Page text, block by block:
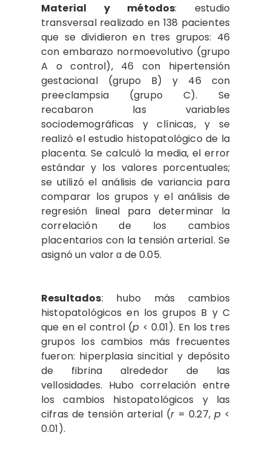
Material y métodos: estudio
transversal realizado en 138 pacientes
que se dividieron en tres grupos: 46
con embarazo normoevolutivo (grupo
A o control), 46 con hipertensión
gestacional (grupo B) y 46 con
preeclampsia (grupo C). Se
recabaron las variables
sociodemográficas y clínicas, y se
realizó el estudio histopatológico de la
placenta. Se calculó la media, el error
estándar y los valores porcentuales;
se utilizó el análisis de variancia para
comparar los grupos y el análisis de
regresión lineal para determinar la
correlación de los cambios
placentarios con la tensión arterial. Se
asignó un valor α de 0.05.
Resultados: hubo más cambios
histopatológicos en los grupos B y C
que en el control (p < 0.01). En los tres
grupos los cambios más frecuentes
fueron: hiperplasia sincitial y depósito
de fibrina alrededor de las
vellosidades. Hubo correlación entre
los cambios histopatológicos y las
cifras de tensión arterial (r= 0.27, p<
0.01).